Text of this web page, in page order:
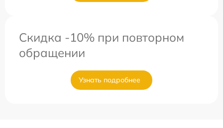
Скидка -10% при повторном
обращении
Узнать подробнее